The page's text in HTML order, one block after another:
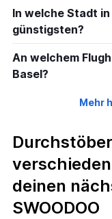
In welche Stadt
günstigsten?
An welchem
Basel?
Mehr
deinen
SWOODOO